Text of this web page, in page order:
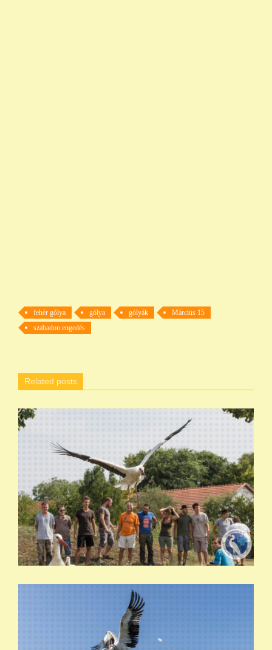
fehér gólya gólya gólyák
Március 15
szabadon engedés
Related posts